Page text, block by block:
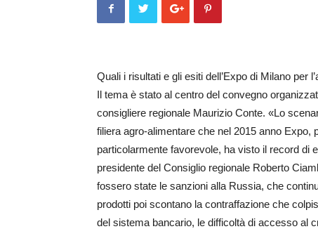
Quali i risultati e gli esiti dell’Expo di Milano per
Il tema è stato al centro del convegno
consigliere regionale Mauri­zio Conte. «Lo
filiera agro-alimentare che nel 2015 anno Expo,
particolarmente favorevole, ha visto il record di
presidente del Consiglio regionale Roberto
fossero state le sanzioni alla Russia, che
prodotti poi scontano la contraffazione che
del sistema bancario, le difficoltà di accesso al